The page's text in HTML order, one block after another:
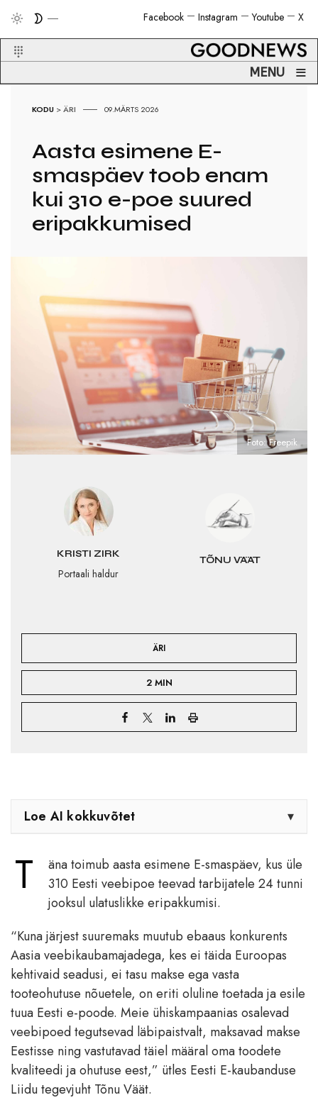
X
Youtube
Instagram
Facebook
MENU ≡
KODU >ÄRI 09.MÄRTS 2026
Aasta esimene E-
smaspäev toob enam
kui 310 e-poe suured
eripakkumised
KRISTI ZIRK
Portaali haldur
TÕNU VÄÄT
ÄRI
2 MIN
Foto: Freepik
Loe AI kokkuvõtet ▾
T
äna toimub aasta esimene E-smaspäev, kus üle
310 Eesti veebipoe teevad tarbijatele 24 tunni
jooksul ulatuslikke eripakkumisi.
“Kuna järjest suuremaks muutub ebaaus konkurents
Aasia veebikaubamajadega, kes ei täida Euroopas
kehtivaid seadusi, ei tasu makse ega vasta
tooteohutuse nõuetele, on eriti oluline toetada ja esile
tuua Eesti e-poode. Meie ühiskampaanias osalevad
veebipoed tegutsevad läbipaistvalt, maksavad makse
Eestisse ning vastutavad täiel määral oma toodete
kvaliteedi ja ohutuse eest,” ütles Eesti E-kaubanduse
Liidu tegevjuht Tõnu Väät.